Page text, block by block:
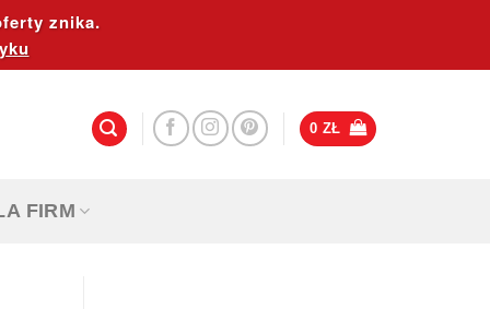
znika.
0 ZŁ
FIRM